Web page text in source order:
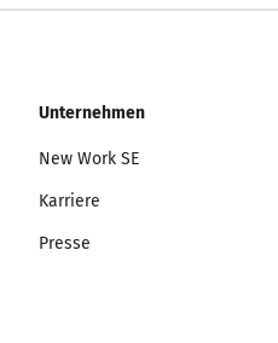
Unternehmen
New Work SE
Karriere
Presse